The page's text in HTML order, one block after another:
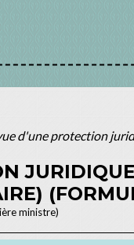
d'une protection
ministre)